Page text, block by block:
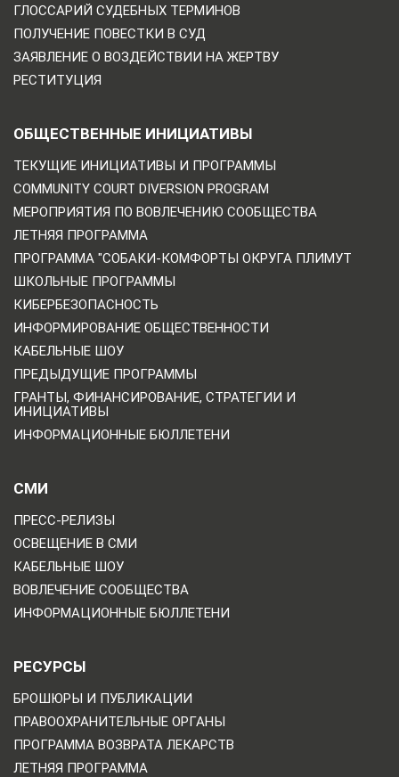
ГЛОССАРИЙ СУДЕБНЫХ ТЕРМИНОВ
ПОЛУЧЕНИЕ ПОВЕСТКИ В СУД
ЗАЯВЛЕНИЕ О ВОЗДЕЙСТВИИ НА ЖЕРТВУ
РЕСТИТУЦИЯ
ОБЩЕСТВЕННЫЕ ИНИЦИАТИВЫ
ТЕКУЩИЕ ИНИЦИАТИВЫ И ПРОГРАММЫ
COMMUNITY COURT DIVERSION PROGRAM
МЕРОПРИЯТИЯ ПО ВОВЛЕЧЕНИЮ СООБЩЕСТВА
ЛЕТНЯЯ ПРОГРАММА
ПРОГРАММА "СОБАКИ-КОМФОРТЫ ОКРУГА ПЛИМУТ
ШКОЛЬНЫЕ ПРОГРАММЫ
КИБЕРБЕЗОПАСНОСТЬ
ИНФОРМИРОВАНИЕ ОБЩЕСТВЕННОСТИ
КАБЕЛЬНЫЕ ШОУ
ПРЕДЫДУЩИЕ ПРОГРАММЫ
ГРАНТЫ, ФИНАНСИРОВАНИЕ, СТРАТЕГИИ И
ИНИЦИАТИВЫ
ИНФОРМАЦИОННЫЕ БЮЛЛЕТЕНИ
СМИ
ПРЕСС-РЕЛИЗЫ
ОСВЕЩЕНИЕ В СМИ
КАБЕЛЬНЫЕ ШОУ
ВОВЛЕЧЕНИЕ СООБЩЕСТВА
ИНФОРМАЦИОННЫЕ БЮЛЛЕТЕНИ
РЕСУРСЫ
БРОШЮРЫ И ПУБЛИКАЦИИ
ПРАВООХРАНИТЕЛЬНЫЕ ОРГАНЫ
ПРОГРАММА ВОЗВРАТА ЛЕКАРСТВ
ЛЕТНЯЯ ПРОГРАММА